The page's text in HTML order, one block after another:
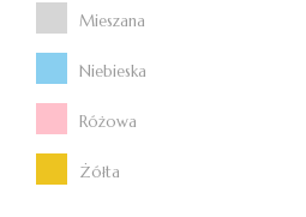
Mieszana
Niebieska
Różowa
Żółta